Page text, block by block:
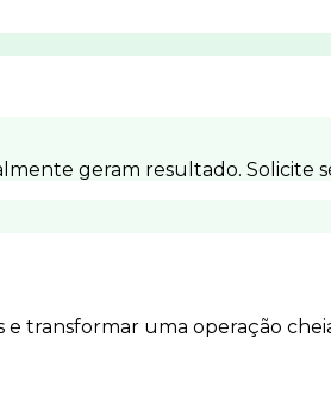
geram resultado. Solicite
transformar uma operação